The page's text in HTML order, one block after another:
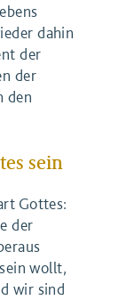
dahin
der
der
den
sein
Gottes:
der
wollt,
wir sind